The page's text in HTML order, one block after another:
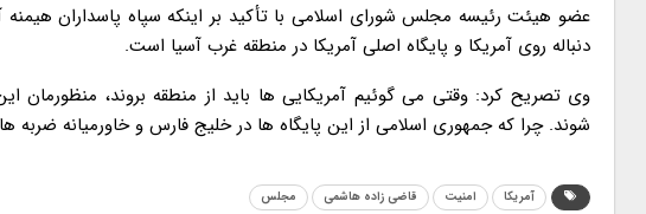
عضو هیئت رئیسه مجلس شورای اسلامی با تأکید بر اینکه سپاه پاسداران
دنباله روی آمریکا و پایگاه اصلی آمریکا در منطقه غرب آسیا است.
وی تصریح کرد: وقتی می گوئیم آمریکایی ها باید از منطقه بروند، منظورمان
شوند. چرا که جمهوری اسلامی از این پایگاه ها در خلیج فارس و خاورمیانه
آمریکا امنیت قاضی زاده هاشمی مجلس